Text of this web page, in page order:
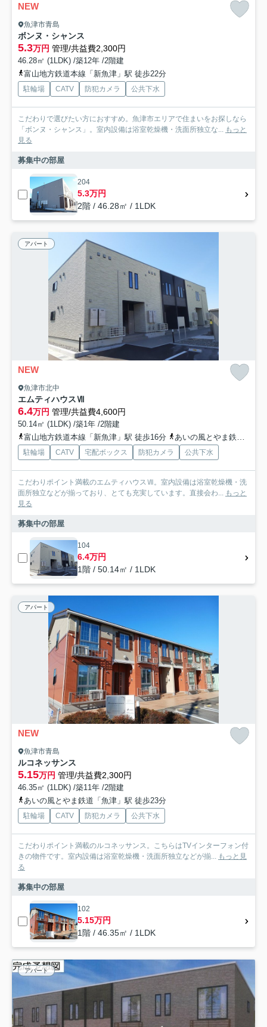
NEW
魚津市青島
ボンヌ・シャンス
5.3万円 管理/共益費2,300円
46.28㎡ (1LDK) /築12年 /2階建
富山地方鉄道本線「新魚津」駅 徒歩22分
駐輪場 CATV 防犯カメラ 公共下水
こだわりで選びたい方におすすめ。魚津市エリアで住まいをお探しなら
「ボンヌ・シャンス」。室内設備は浴室乾燥機・洗面所独立な... もっと
見る
募集中の部屋
204
5.3万円
2階 / 46.28㎡ / 1LDK
アパート
NEW
魚津市北中
エムティハウスⅦ
6.4万円 管理/共益費4,600円
50.14㎡ (1LDK) /築1年 /2階建
富山地方鉄道本線「新魚津」駅 徒歩16分
あいの風とやま鉄道「魚津」駅 徒歩19分
駐輪場 CATV 宅配ボックス 防犯カメラ 公共下水
こだわりポイント満載のエムティハウスⅦ。室内設備は浴室乾燥機・洗
面所独立などが揃っており、とても充実しています。直接会わ... もっと
見る
募集中の部屋
104
6.4万円
1階 / 50.14㎡ / 1LDK
アパート
NEW
魚津市青島
ルコネッサンス
5.15万円 管理/共益費2,300円
46.35㎡ (1LDK) /築11年 /2階建
あいの風とやま鉄道「魚津」駅 徒歩23分
駐輪場 CATV 防犯カメラ 公共下水
こだわりポイント満載のルコネッサンス。こちらはTVインターフォン付
きの物件です。室内設備は浴室乾燥機・洗面所独立などが揃... もっと見
る
募集中の部屋
102
5.15万円
1階 / 46.35㎡ / 1LDK
アパート